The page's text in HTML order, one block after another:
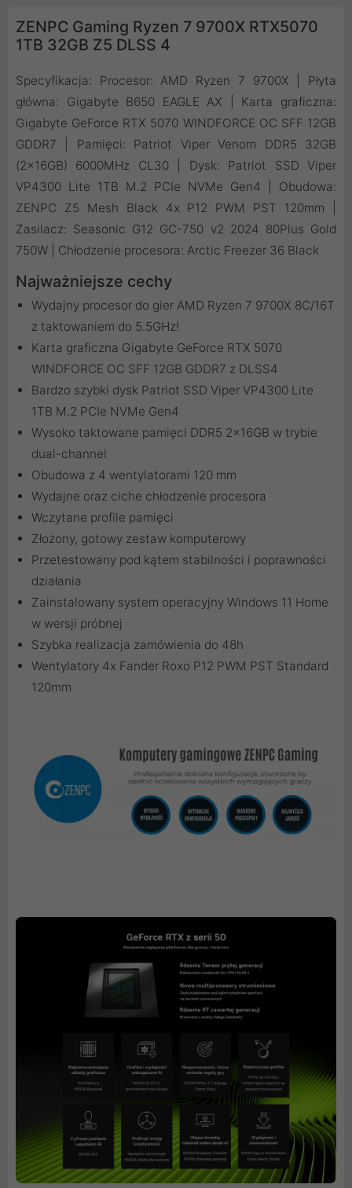
ZENPC Gaming Ryzen 7 9700X RTX5070
1TB 32GB Z5 DLSS 4
Specyfikacja: Procesor: AMD Ryzen 7 9700X | Płyta
główna: Gigabyte B650 EAGLE AX | Karta graficzna:
Gigabyte GeForce RTX 5070 WINDFORCE OC SFF 12GB
GDDR7 | Pamięci: Patriot Viper Venom DDR5 32GB
(2x16GB) 6000MHz CL30 | Dysk: Patriot SSD Viper
VP4300 Lite 1TB M.2 PCIe NVMe Gen4 | Obudowa:
ZENPC Z5 Mesh Black 4x P12 PWM PST 120mm |
Zasilacz: Seasonic G12 GC-750 v2 2024 80Plus Gold
750W | Chłodzenie procesora: Arctic Freezer 36 Black
Najważniejsze cechy
Wydajny procesor do gier AMD Ryzen 7 9700X 8C/16T
z taktowaniem do 5.5GHz!
Karta graficzna Gigabyte GeForce RTX 5070
WINDFORCE OC SFF 12GB GDDR7 z DLSS4
Bardzo szybki dysk Patriot SSD Viper VP4300 Lite
1TB M.2 PCIe NVMe Gen4
Wysoko taktowane pamięci DDR5 2x16GB w trybie
dual-channel
Obudowa z 4 wentylatorami 120 mm
Wydajne oraz ciche chłodzenie procesora
Wczytane profile pamięci
Złożony, gotowy zestaw komputerowy
Przetestowany pod kątem stabilności i poprawności
działania
Zainstalowany system operacyjny Windows 11 Home
w wersji próbnej
Szybka realizacja zamówienia do 48h
Wentylatory 4x Fander Roxo P12 PWM PST Standard
120mm